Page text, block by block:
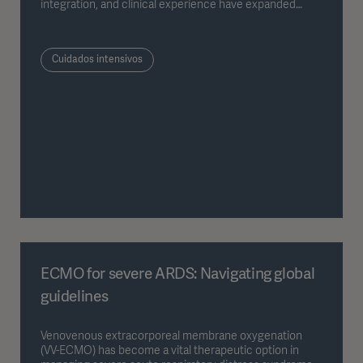
integration, and clinical experience have expanded
widely applicable form of life-sustaining support in
modern critical care.
Cuidados intensivos
ECMO for severe ARDS: Navigating global
guidelines
Venovenous extracorporeal membrane oxygenation
(VV-ECMO) has become a vital therapeutic option in